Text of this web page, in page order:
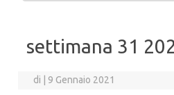
settimana 31
di 9 Gennaio 2021